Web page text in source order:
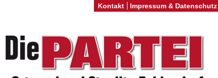
Kontakt Impressum & Datenschutz